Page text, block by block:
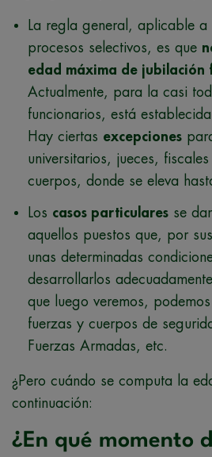
La regla general, aplicable
procesos selectivos, es que
edad máxima de jubilación
Actualmente, para la casi
funcionarios, está
Hay ciertas excepciones
universitarios, jueces,
cuerpos, donde se eleva
Los casos particulares se
aquellos puestos que, por
unas determinadas
desarrollarlos
que luego veremos,
fuerzas y cuerpos de
Fuerzas Armadas, etc.
¿Pero cuándo se computa la
continuación:
¿En qué momento